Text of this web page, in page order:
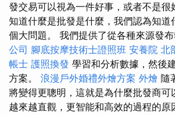
發交易可以視為一件好事，或者不是很
知道什麼是批發是什麼，我們認為知道
個大問題。 我們提供了從各種來源發布
公司 腳底按摩技術士證照班 安養院 北
帳士 護照換發 學習和分析數據，然後
方案。 浪漫戶外婚禮外燴方案 外燴 隨
將變得更聰明，這就是為什麼批發商可
越來越直觀，更智能和高效的過程的